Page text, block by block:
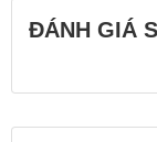
Công suất
Nguồn
ĐÁNH GIÁ